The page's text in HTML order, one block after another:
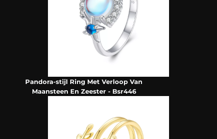
Pandora-stijl Ring Met Verloop Van
Maansteen En Zeester - Bsr446